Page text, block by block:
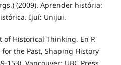
(2009). Aprender história:
Ijuí: Unijui.
of Historical Thinking. En P.
the Past, Shaping History